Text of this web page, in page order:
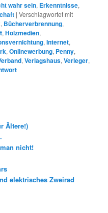
wahr sein, Erkenntnisse,
|Verschlagwortet mit
, Bücherverbrennung,
,Holzmedien,
,Internet,
,Onlinewerbung, Penny,
,Verlagshaus,Verleger,
Ältere!)
nicht!
elektrisches Zweirad